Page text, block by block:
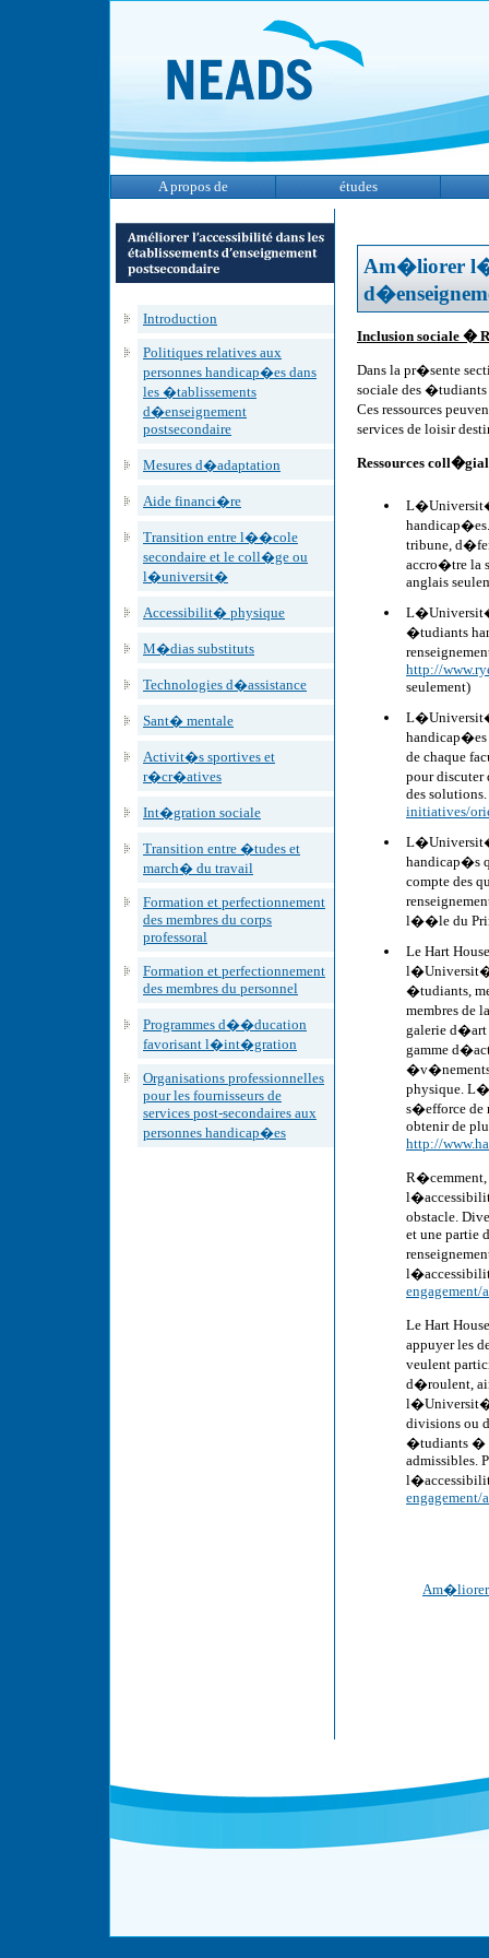
A propos de études
Introduction
Politiques relatives aux
personnes handicap�es dans
les �tablissements
d�enseignement
postsecondaire
Mesures d�adaptation
Aide financi�re
Transition entre l��cole
secondaire et le coll�ge ou
l�universit�
Accessibilit� physique
M�dias substituts
Technologies d�assistance
Sant� mentale
Activit�s sportives et
r�cr�atives
Int�gration sociale
Transition entre �tudes et
march� du travail
Formation et perfectionnement
des membres du corps
professoral
Formation et perfectionnement
des membres du personnel
Programmes d��ducation
favorisant l�int�gration
Organisations professionnelles
pour les fournisseurs de
services post-secondaires aux
personnes handicap�es
Am�liorer
Inclusion sociale �
Dans la pr�sente
sociale des
Ces ressources
services de loisir
Ressources
L�Universit�
tribune,
accro�tre la
anglais
�tudiants
http://
seulement)
handicap�es
de chaque
pour discuter
des solutions.
initiatives/
handicap�s
compte des
l��le du
Le Hart
l�Universit�
�tudiants,
membres de
galerie d�art
gamme
�v�nements
physique.
s�efforce de
obtenir de
http://
obstacle.
et une partie
engagement/
Le Hart
appuyer les
veulent
d�roulent,
l�Universit�
divisions ou
�tudiants �
admissibles.
Am�liorer